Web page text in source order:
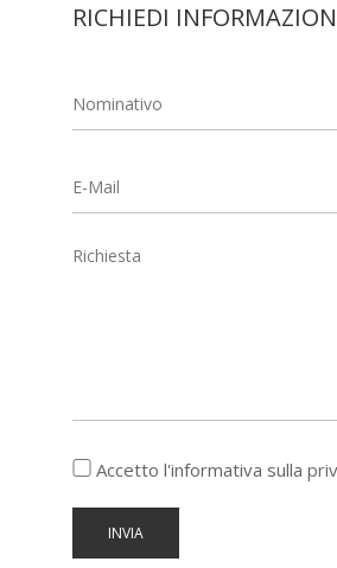
RICHIEDI
Accetto l'informativa sulla
INVIA